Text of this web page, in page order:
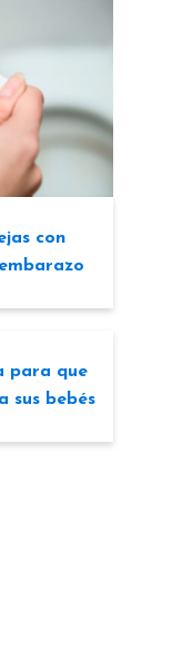
con
para que
sus bebés